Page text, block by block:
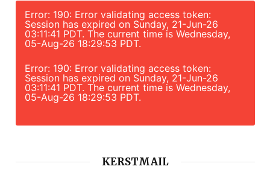
Error: 190: Error validating access token:
Session has expired on Sunday, 21-Jun-26
03:11:41 PDT. The current time is Wednesday,
05-Aug-26 18:29:53 PDT.
Error: 190: Error validating access token:
Session has expired on Sunday, 21-Jun-26
03:11:41 PDT. The current time is Wednesday,
05-Aug-26 18:29:53 PDT.
KERSTMAIL